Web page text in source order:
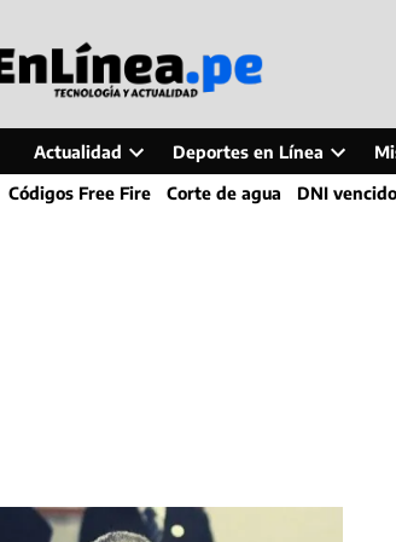
Actualidad
Open
dropdown
Deportes en Línea
Open
dropdown
Códigos Free Fire Corte de agua DNI vencido